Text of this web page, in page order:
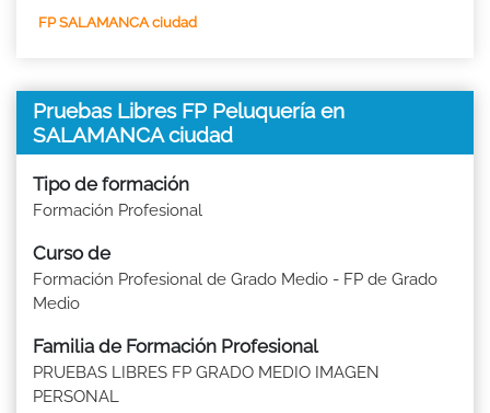
FP SALAMANCA ciudad
Pruebas Libres FP Peluquería en
SALAMANCA ciudad
Tipo de formación
Formación Profesional
Curso de
Formación Profesional de Grado Medio - FP de Grado
Medio
Familia de Formación Profesional
PRUEBAS LIBRES FP GRADO MEDIO IMAGEN
PERSONAL